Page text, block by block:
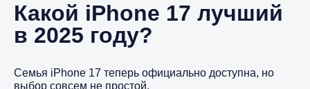
Какой iPhone 17 лучший
в 2025 году?
Семья iPhone 17 теперь официально доступна, но
выбор совсем не простой.